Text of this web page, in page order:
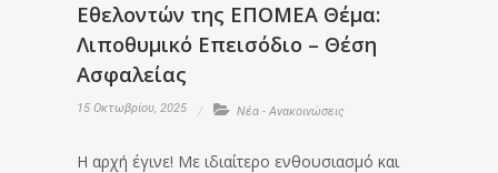
Εθελοντών της ΕΠΟΜΕΑ Θέμα:
Λιποθυμικό Επεισόδιο – Θέση
Ασφαλείας
15 Οκτωβρίου, 2025 Νέα - Ανακοινώσεις
Η αρχή έγινε! Με ιδιαίτερο ενθουσιασμό και